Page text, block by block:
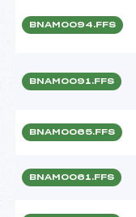
BNAM0094.FFS
BNAM0091.FFS
BNAM0065.FFS
BNAM0061.FFS